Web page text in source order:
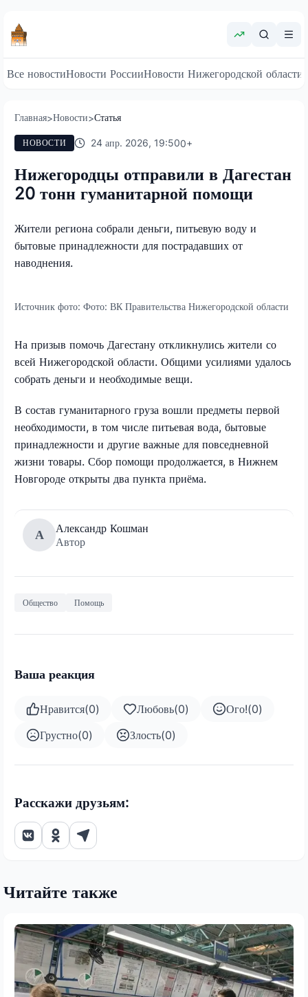
Все новостиНовости РоссииНовости Нижегородской области
Главная>Новости>Статья
НОВОСТИ 24 апр. 2026, 19:500+
Нижегородцы отправили в Дагестан
20 тонн гуманитарной помощи
Жители региона собрали деньги, питьевую воду и
бытовые принадлежности для пострадавших от
наводнения.
Источник фото: Фото: ВК Правительства Нижегородской области
На призыв помочь Дагестану откликнулись жители со
всей Нижегородской области. Общими усилиями удалось
собрать деньги и необходимые вещи.
В состав гуманитарного груза вошли предметы первой
необходимости, в том числе питьевая вода, бытовые
принадлежности и другие важные для повседневной
жизни товары. Сбор помощи продолжается, в Нижнем
Новгороде открыты два пункта приёма.
А
Александр Кошман
Автор
Общество Помощь
Ваша реакция
Нравится(0) Любовь(0) Ого!(0)
Грустно(0) Злость(0)
Расскажи друзьям:
Читайте также